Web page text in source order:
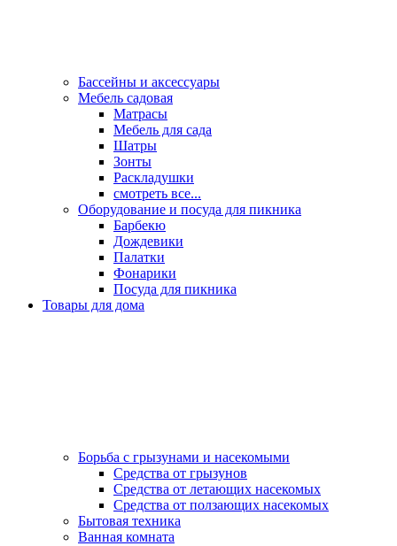
Бассейны и аксессуары
Мебель садовая
Матрасы
Мебель для сада
Шатры
Зонты
Раскладушки
смотреть все...
Оборудование и посуда для пикника
Барбекю
Дождевики
Палатки
Фонарики
Посуда для пикника
Товары для дома
Борьба с грызунами и насекомыми
Средства от грызунов
Средства от летающих насекомых
Средства от ползающих насекомых
Бытовая техника
Ванная комната